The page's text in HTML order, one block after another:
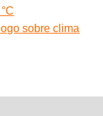
sobre clima